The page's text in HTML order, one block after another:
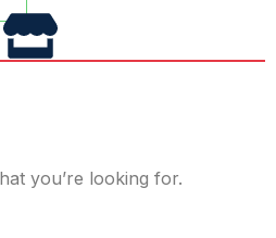
you’re looking for.